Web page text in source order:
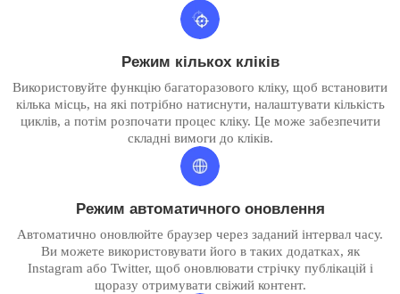
Режим кількох кліків
Використовуйте функцію багаторазового кліку, щоб встановити
кілька місць, на які потрібно натиснути, налаштувати кількість
циклів, а потім розпочати процес кліку. Це може забезпечити
складні вимоги до кліків.
Режим автоматичного оновлення
Автоматично оновлюйте браузер через заданий інтервал часу.
Ви можете використовувати його в таких додатках, як
Instagram або Twitter, щоб оновлювати стрічку публікацій і
щоразу отримувати свіжий контент.